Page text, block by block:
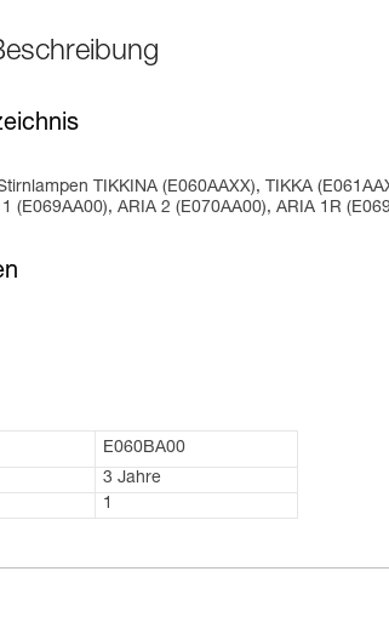
TIKKINA (E060AAXX), TIKKA
(E069AA00), ARIA 2 (E070AA00), ARIA 1R
E060BA00
3 Jahre
1